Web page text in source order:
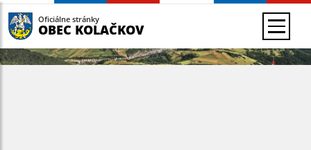
Oficiálne stránky
OBEC KOLAČKOV